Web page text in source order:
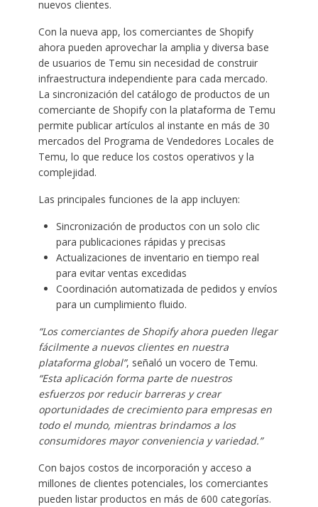
nuevos clientes.
Con la nueva app, los comerciantes de Shopify
ahora pueden aprovechar la amplia y diversa base
de usuarios de Temu sin necesidad de construir
infraestructura independiente para cada mercado.
La sincronización del catálogo de productos de un
comerciante de Shopify con la plataforma de Temu
permite publicar artículos al instante en más de 30
mercados del Programa de Vendedores Locales de
Temu, lo que reduce los costos operativos y la
complejidad.
Las principales funciones de la app incluyen:
Sincronización de productos con un solo clic
para publicaciones rápidas y precisas
Actualizaciones de inventario en tiempo real
para evitar ventas excedidas
Coordinación automatizada de pedidos y envíos
para un cumplimiento fluido.
“Los comerciantes de Shopify ahora pueden llegar
fácilmente a nuevos clientes en nuestra
plataforma global”, señaló un vocero de Temu.
“Esta aplicación forma parte de nuestros
esfuerzos por reducir barreras y crear
oportunidades de crecimiento para empresas en
todo el mundo, mientras brindamos a los
consumidores mayor conveniencia y variedad.”
Con bajos costos de incorporación y acceso a
millones de clientes potenciales, los comerciantes
pueden listar productos en más de 600 categorías.